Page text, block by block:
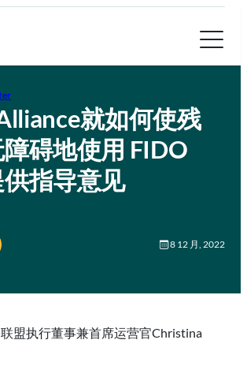
就如何使残
碍地使用 FIDO
指导意见
Bluesky 8 12 月, 2022
盟执行董事兼首席运营官Christina